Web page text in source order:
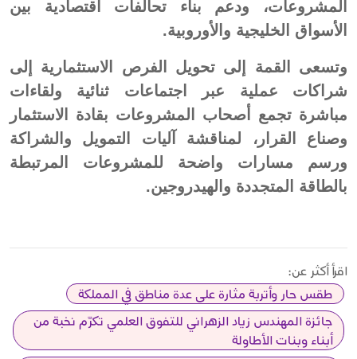
المشروعات، ودعم بناء تحالفات اقتصادية بين
الأسواق الخليجية والأوروبية.
وتسعى القمة إلى تحويل الفرص الاستثمارية إلى
شراكات عملية عبر اجتماعات ثنائية ولقاءات
مباشرة تجمع أصحاب المشروعات بقادة الاستثمار
وصناع القرار، لمناقشة آليات التمويل والشراكة
ورسم مسارات واضحة للمشروعات المرتبطة
بالطاقة المتجددة والهيدروجين.
اقرأ أكثر عن:
طقس حار وأتربة مثارة على عدة مناطق في المملكة
جائزة المهندس زياد الزهراني للتفوق العلمي تكرّم نخبة من
أبناء وبنات الأطاولة